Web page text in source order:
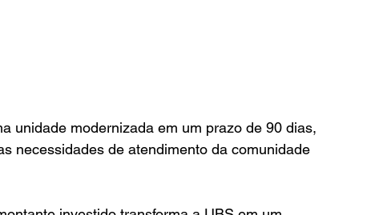
unidade modernizada em um prazo de 90 dias,
necessidades de atendimento da comunidade